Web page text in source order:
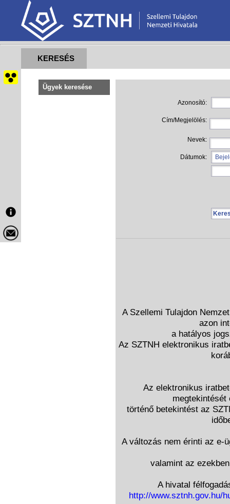
KERESÉS
Ügyek keresése
Azonosító:
Cím/Megjelölés:
Nevek:
Dátumok:
A Szellemi Tulajdon
azon
a hatályos
Az SZTNH elektronikus
Az elektronikus
megtekintését
történő betekintést az
A változás nem érinti az e-
valamint az
A hivatal
http://www.sztnh.gov.hu/